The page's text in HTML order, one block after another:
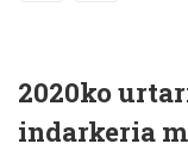
2020ko
indarkeria